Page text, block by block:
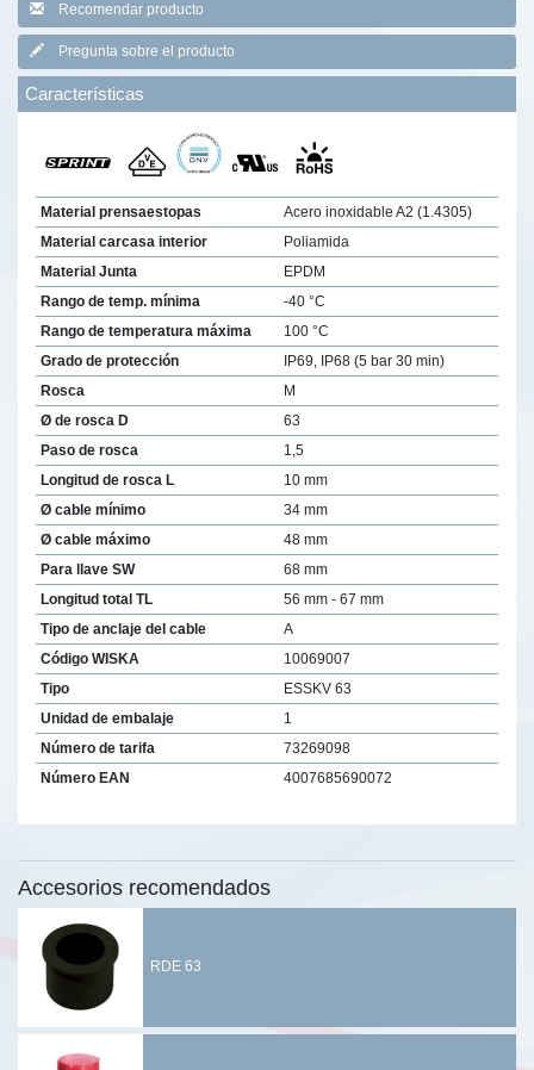
Recomendar producto
Pregunta sobre el producto
Características
Material prensaestopas
Acero inoxidable A2 (1.4305)
Material carcasa interior
Poliamida
Material Junta
EPDM
Rango de temp. mínima
-40 °C
Rango de temperatura máxima
100 °C
Grado de protección
IP69, IP68 (5 bar 30 min)
Rosca
M
Ø de rosca D
63
Paso de rosca
1,5
Longitud de rosca L
10 mm
Ø cable mínimo
34 mm
Ø cable máximo
48 mm
Para llave SW
68 mm
Longitud total TL
56 mm - 67 mm
Tipo de anclaje del cable
A
Código WISKA
10069007
Tipo
ESSKV 63
Unidad de embalaje
1
Número de tarifa
73269098
Número EAN
4007685690072
Accesorios recomendados
RDE 63